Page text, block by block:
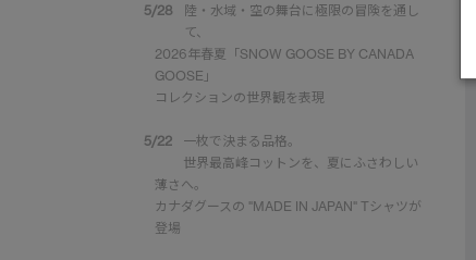
5/28
陸・水域・空の舞台に極限の冒険を通し
て、
2026年春夏「SNOW GOOSE BY CANADA
GOOSE」
コレクションの世界観を表現
5/22
一枚で決まる品格。
世界最高峰コットンを、夏にふさわしい
薄さへ。
カナダグースの "MADE IN JAPAN" Tシャツが
登場